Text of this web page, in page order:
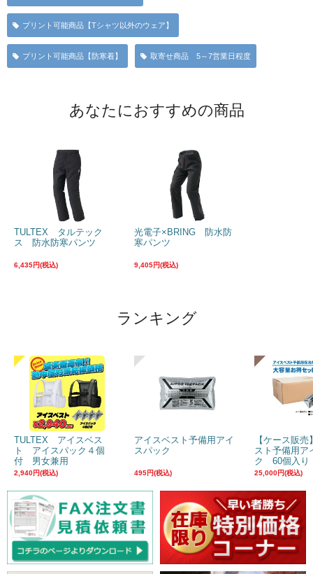
プリント可能商品【Tシャツ以外のウェア】
プリント可能商品【防寒着】 取寄せ商品 5～7営業日程度
あなたにおすすめの商品
TULTEX タルテック
ス 防水防寒パンツ
6,435円(税込)
光電子×BRING 防水防
寒パンツ
9,405円(税込)
ランキング
TULTEX アイスベス
ト アイスパック４個
付 男女兼用
2,940円(税込)
アイスベスト予備用アイ
スパック
495円(税込)
【ケース販
スト予備用ア
ク 60個入り
25,000円(税込)